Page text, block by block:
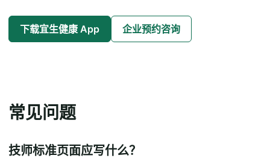
下载宜生健康 App 企业预约咨询
常见问题
技师标准页面应写什么？